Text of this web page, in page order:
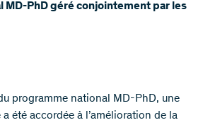
MD-PhD géré conjointement par les
programme national MD-PhD, une
été accordée à l’amélioration de la